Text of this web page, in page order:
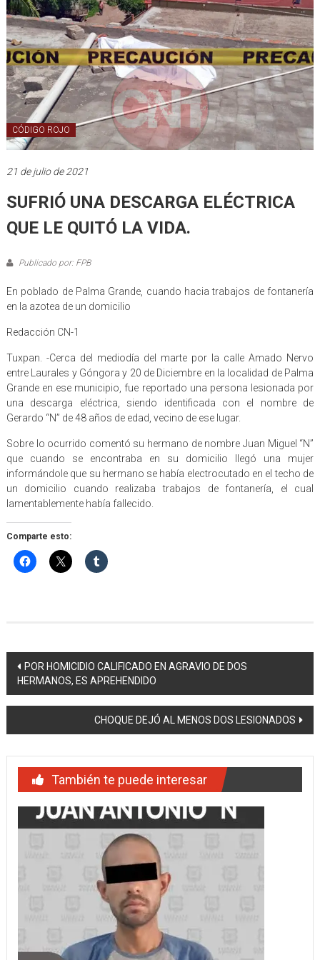
CÓDIGO ROJO
21 de julio de 2021
SUFRIÓ UNA DESCARGA ELÉCTRICA
QUE LE QUITÓ LA VIDA.
Publicado por: FPB
En poblado de Palma Grande, cuando hacia trabajos de fontanería
en la azotea de un domicilio
Redacción CN-1
Tuxpan. -Cerca del mediodía del marte por la calle Amado Nervo
entre Laurales y Góngora y 20 de Diciembre en la localidad de Palma
Grande en ese municipio, fue reportado una persona lesionada por
una descarga eléctrica, siendo identificada con el nombre de
Gerardo “N” de 48 años de edad, vecino de ese lugar.
Sobre lo ocurrido comentó su hermano de nombre Juan Miguel “N”
que cuando se encontraba en su domicilio llegó una mujer
informándole que su hermano se había electrocutado en el techo de
un domicilio cuando realizaba trabajos de fontanería, el cual
lamentablemente había fallecido.
Comparte esto:
Navegación
de
POR HOMICIDIO CALIFICADO EN AGRAVIO DE DOS
HERMANOS, ES APREHENDIDO
CHOQUE DEJÓ AL MENOS DOS LESIONADOS
También te puede interesar